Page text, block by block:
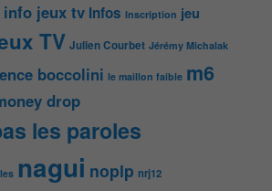
info jeux tv Infos Inscription jeu
TV Julien Courbet Jérémy Michalak
boccolini le maillon faible m6
drop
les paroles
nagui noplp nrj12